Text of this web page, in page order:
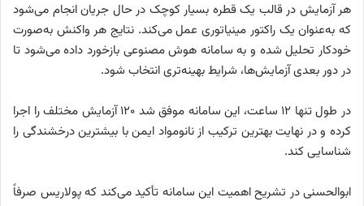
هر آزمایش در قالب یک قطره بسیار کوچک در حال جریان انجام می‌شود
که به‌عنوان یک راکتور مینیاتوری عمل می‌کند. نتایج هر واکنش به‌صورت
خودکار تحلیل شده و به سامانه هوش مصنوعی بازخورد داده می‌شود تا
در دور بعدی آزمایش‌ها، شرایط بهینه‌تری انتخاب شود.
در طول تنها ۱۲ ساعت، این سامانه موفق شد ۱۲۰ آزمایش مختلف را اجرا
کرده و در نهایت بهترین ترکیب از نانومواد ایمن با بیشترین درخشندگی را
شناسایی کند.
ابوالحسنی در تشریح اهمیت این سامانه تأکید می‌کند که پولاریس صرفاً